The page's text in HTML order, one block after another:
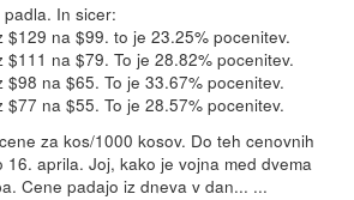
In sicer:
$129 na $99. to je 23.25% pocenitev.
$111 na $79. To je 28.82% pocenitev.
$98 na $65. To je 33.67% pocenitev.
$77 na $55. To je 28.57% pocenitev.
za kos/1000 kosov. Do teh cenovnih
16. aprila. Joj, kako je vojna med dvema
Cene padajo iz dneva v dan... ...